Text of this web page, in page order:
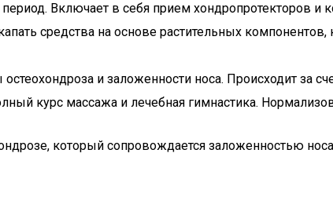
Включает в себя прием хондропротекторов
средства на основе растительных
и заложенности носа. Происходит за
курс массажа и лечебная гимнастика.
который сопровождается заложенностью